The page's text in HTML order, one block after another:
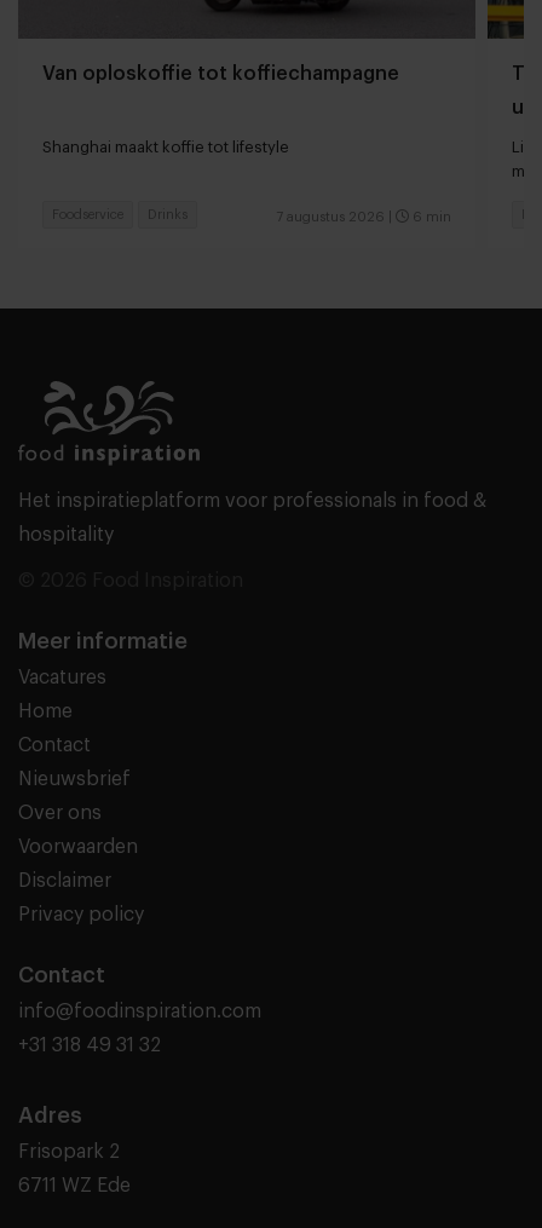
Van oploskoffie tot koffiechampagne
Shanghai maakt koffie tot lifestyle
7 augustus 2026 6 min
Foodservice Drinks
Het inspiratieplatform voor professionals in food &
hospitality
Meer informatie
Vacatures
Home
Contact
Nieuwsbrief
Over ons
Voorwaarden
Disclaimer
Privacy policy
Contact
info@foodinspiration.com
+31 318 49 31 32
Adres
Frisopark 2
6711 WZ Ede